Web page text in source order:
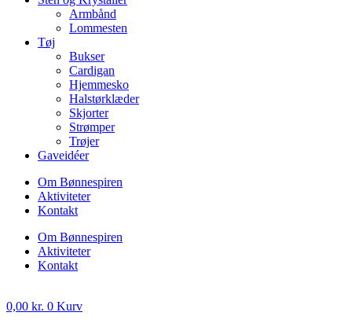
Armbånd
Lommesten
Tøj
Bukser
Cardigan
Hjemmesko
Halstørklæder
Skjorter
Strømper
Trøjer
Gaveidéer
Om Bønnespiren
Aktiviteter
Kontakt
Om Bønnespiren
Aktiviteter
Kontakt
0,00 kr. 0 Kurv